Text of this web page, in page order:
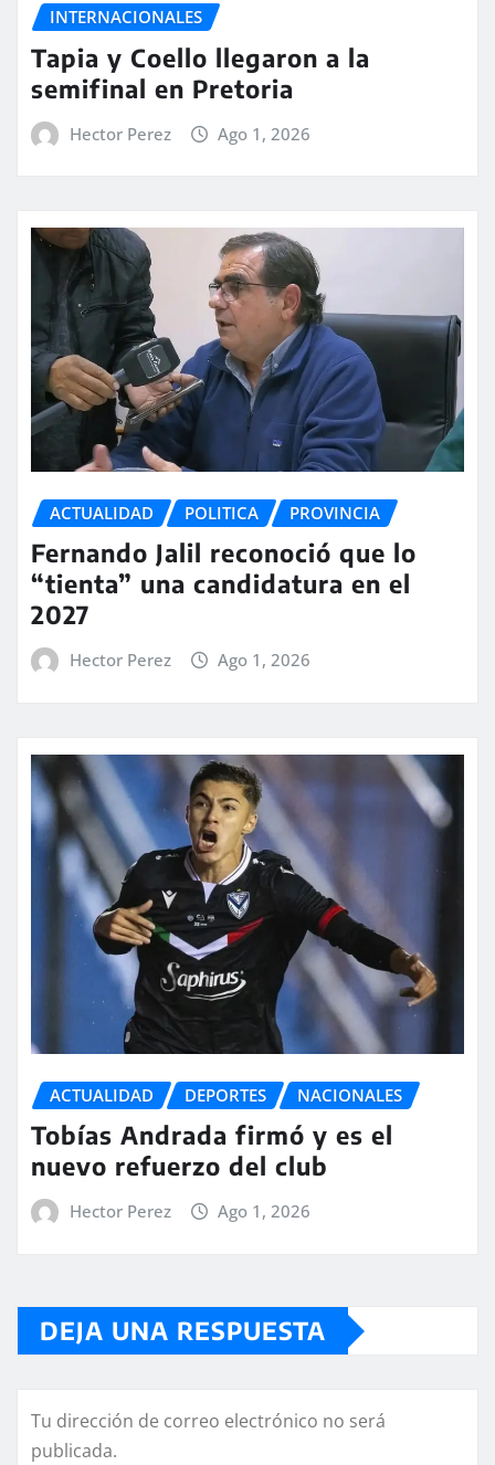
INTERNACIONALES
Tapia y Coello llegaron a la
semifinal en Pretoria
Hector Perez Ago 1, 2026
ACTUALIDAD POLITICA PROVINCIA
Fernando Jalil reconoció que lo
“tienta” una candidatura en el
2027
Hector Perez Ago 1, 2026
ACTUALIDAD DEPORTES NACIONALES
Tobías Andrada firmó y es el
nuevo refuerzo del club
Hector Perez Ago 1, 2026
DEJA UNA RESPUESTA
Tu dirección de correo electrónico no será
publicada.